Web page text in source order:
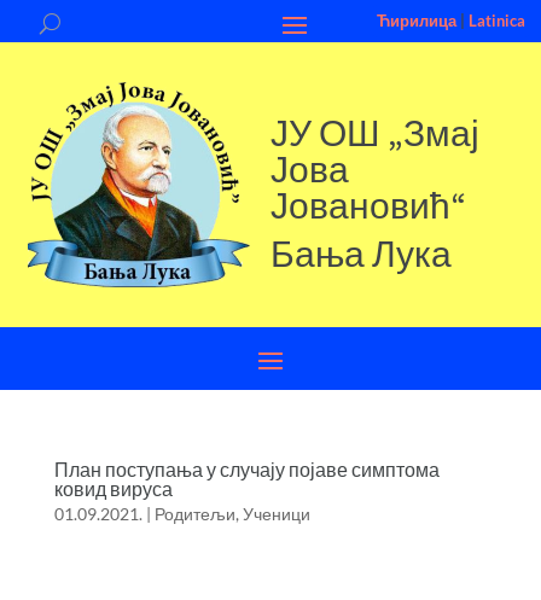
Ћирилица| Latinica
ЈУ ОШ „Змај
Јова
Јовановић“
Бања Лука
План поступања у случају појаве симптома
ковид вируса
01.09.2021. | Родитељи, Ученици